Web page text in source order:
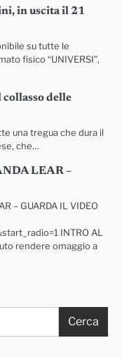
in uscita il 21
su tutte le
fisico “UNIVERSI”,
delle
una tregua che dura il
che…
LEAR –
– GUARDA IL VIDEO
INTRO AL
rendere omaggio a
Cerca